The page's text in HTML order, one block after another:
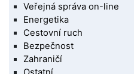
Veřejná správa on-line
Energetika
Cestovní ruch
Bezpečnost
Zahraničí